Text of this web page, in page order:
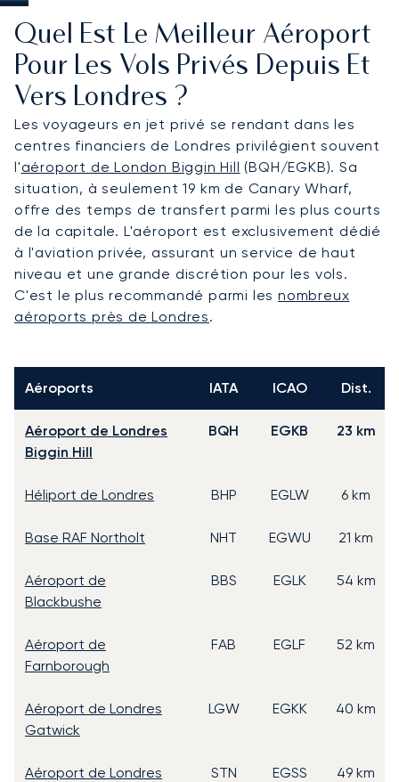
Quel Est Le Meilleur Aéroport
Pour Les Vols Privés Depuis Et
Vers Londres ?
Les voyageurs en jet privé se rendant dans les
centres financiers de Londres privilégient souvent
l'aéroport de London Biggin Hill (BQH/EGKB). Sa
situation, à seulement 19 km de Canary Wharf,
offre des temps de transfert parmi les plus courts
de la capitale. L'aéroport est exclusivement dédié
à l'aviation privée, assurant un service de haut
niveau et une grande discrétion pour les vols.
C'est le plus recommandé parmi les nombreux
aéroports près de Londres.
Aéroports IATA ICAO Dist.
Aéroport de Londres
Biggin Hill
BQH EGKB 23 km
Héliport de Londres BHP EGLW 6 km
Base RAF Northolt NHT EGWU 21 km
Aéroport de
Blackbushe
BBS EGLK 54 km
Aéroport de
Farnborough
FAB EGLF 52 km
Aéroport de Londres
Gatwick
LGW EGKK 40 km
Aéroport de Londres
STN EGSS 49 km